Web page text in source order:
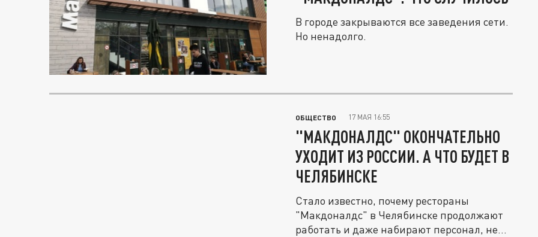
В городе закрываются все заведения сети.
Но ненадолго.
ОБЩЕСТВО 17 МАЯ 16:55
"МАКДОНАЛДС" ОКОНЧАТЕЛЬНО
УХОДИТ ИЗ РОССИИ. А ЧТО БУДЕТ В
ЧЕЛЯБИНСКЕ
Стало известно, почему рестораны
"Макдоналдс" в Челябинске продолжают
работать и даже набирают персонал, не...